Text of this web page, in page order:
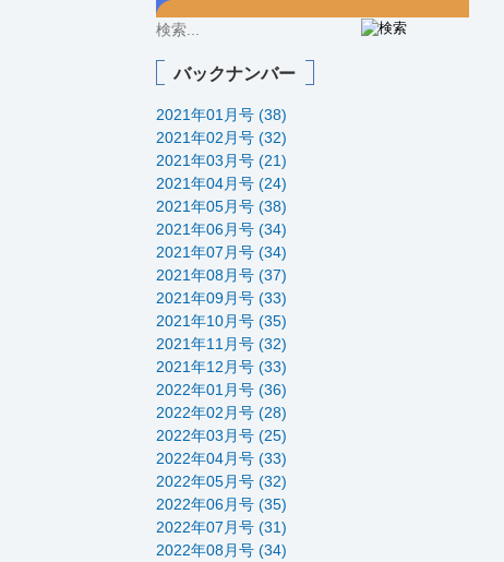
バックナンバー
2021年01月号 (38)
2021年02月号 (32)
2021年03月号 (21)
2021年04月号 (24)
2021年05月号 (38)
2021年06月号 (34)
2021年07月号 (34)
2021年08月号 (37)
2021年09月号 (33)
2021年10月号 (35)
2021年11月号 (32)
2021年12月号 (33)
2022年01月号 (36)
2022年02月号 (28)
2022年03月号 (25)
2022年04月号 (33)
2022年05月号 (32)
2022年06月号 (35)
2022年07月号 (31)
2022年08月号 (34)